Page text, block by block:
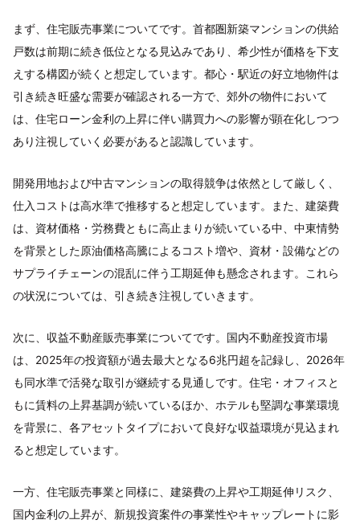
まず、住宅販売事業についてです。首都圏新築マンションの供給
戸数は前期に続き低位となる見込みであり、希少性が価格を下支
えする構図が続くと想定しています。都心・駅近の好立地物件は
引き続き旺盛な需要が確認される一方で、郊外の物件において
は、住宅ローン金利の上昇に伴い購買力への影響が顕在化しつつ
あり注視していく必要があると認識しています。
開発用地および中古マンションの取得競争は依然として厳しく、
仕入コストは高水準で推移すると想定しています。また、建築費
は、資材価格・労務費ともに高止まりが続いている中、中東情勢
を背景とした原油価格高騰によるコスト増や、資材・設備などの
サプライチェーンの混乱に伴う工期延伸も懸念されます。これら
の状況については、引き続き注視していきます。
次に、収益不動産販売事業についてです。国内不動産投資市場
は、2025年の投資額が過去最大となる6兆円超を記録し、2026年
も同水準で活発な取引が継続する見通しです。住宅・オフィスと
もに賃料の上昇基調が続いているほか、ホテルも堅調な事業環境
を背景に、各アセットタイプにおいて良好な収益環境が見込まれ
ると想定しています。
一方、住宅販売事業と同様に、建築費の上昇や工期延伸リスク、
国内金利の上昇が、新規投資案件の事業性やキャップレートに影